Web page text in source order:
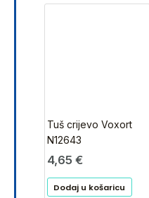
Tuš crijevo Voxort
N12643
4,65 €
Dodaj u košaricu